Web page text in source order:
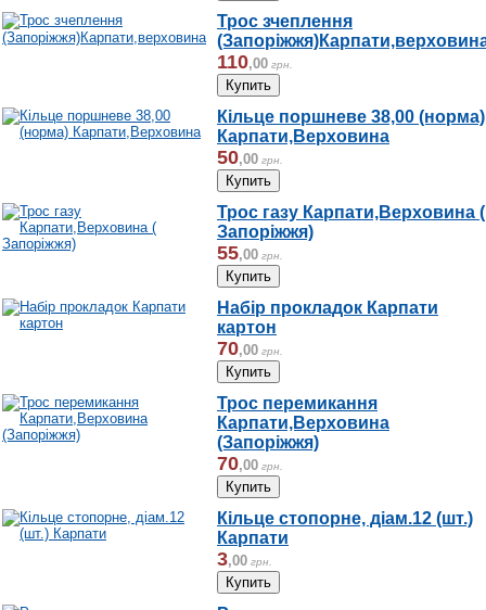
Трос зчеплення
110,00 грн.
Кільце поршневе 38,00 (норма)
Карпати,Верховина
50,00 грн.
Трос газу Карпати,Верховина (
Запоріжжя)
55,00 грн.
Набір прокладок Карпати
картон
70,00 грн.
Трос перемикання
Карпати,Верховина
(Запоріжжя)
70,00 грн.
Кільце стопорне, діам.12 (шт.)
Карпати
3,00 грн.